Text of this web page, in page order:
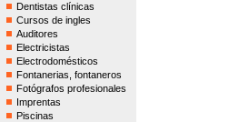
Dentistas clínicas
Cursos de ingles
Auditores
Electricistas
Electrodomésticos
Fontanerias, fontaneros
Fotógrafos profesionales
Imprentas
Piscinas